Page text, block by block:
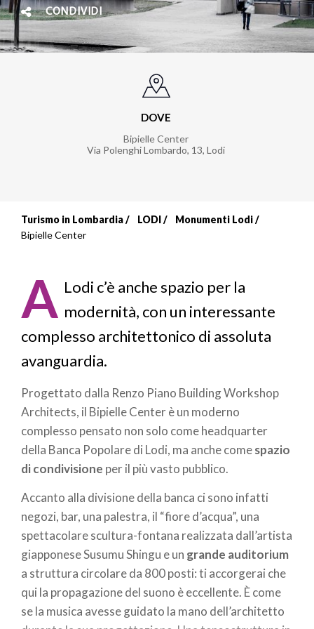
CONDIVIDI
DOVE
Bipielle Center
Via Polenghi Lombardo, 13, Lodi
Briciole
pane
Turismo in Lombardia LODI
Monumenti Lodi
Bipielle Center
A Lodi c’è anche spazio per la
modernità, con un interessante
complesso architettonico di assoluta
avanguardia.
Progettato dalla Renzo Piano Building Workshop
Architects, il Bipielle Center è un moderno
complesso pensato non solo come headquarter
della Banca Popolare di Lodi, ma anche comespazio
di condivisione per il più vasto pubblico.
Accanto alla divisione della banca ci sono infatti
negozi, bar, una palestra, il “fiore d’acqua”, una
spettacolare scultura-fontana realizzata dall’artista
giapponese Susumu Shingu e un grande auditorium
a struttura circolare da 800 posti: ti accorgerai che
qui la propagazione del suono è eccellente. È come
se la musica avesse guidato la mano dell’architetto